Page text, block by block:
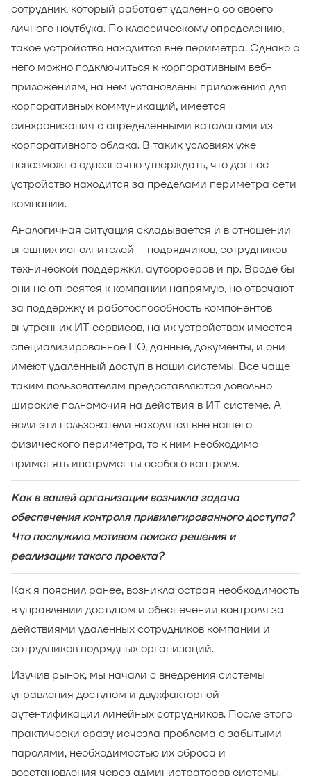
сотрудник, который работает удаленно со своего
личного ноутбука. По классическому определению,
такое устройство находится вне периметра. Однако с
него можно подключиться к корпоративным веб-
приложениям, на нем установлены приложения для
корпоративных коммуникаций, имеется
синхронизация с определенными каталогами из
корпоративного облака. В таких условиях уже
невозможно однозначно утверждать, что данное
устройство находится за пределами периметра сети
компании.
Аналогичная ситуация складывается и в отношении
внешних исполнителей – подрядчиков, сотрудников
технической поддержки, аутсорсеров и пр. Вроде бы
они не относятся к компании напрямую, но отвечают
за поддержку и работоспособность компонентов
внутренних ИТ сервисов, на их устройствах имеется
специализированное ПО, данные, документы, и они
имеют удаленный доступ в наши системы. Все чаще
таким пользователям предоставляются довольно
широкие полномочия на действия в ИТ системе. А
если эти пользователи находятся вне нашего
физического периметра, то к ним необходимо
применять инструменты особого контроля.
Как в вашей организации возникла задача
обеспечения контроля привилегированного доступа?
Что послужило мотивом поиска решения и
реализации такого проекта?
Как я пояснил ранее, возникла острая необходимость
в управлении доступом и обеспечении контроля за
действиями удаленных сотрудников компании и
сотрудников подрядных организаций.
Изучив рынок, мы начали с внедрения системы
управления доступом и двухфакторной
аутентификации линейных сотрудников. После этого
практически сразу исчезла проблема с забытыми
паролями, необходимостью их сброса и
восстановления через администраторов системы.